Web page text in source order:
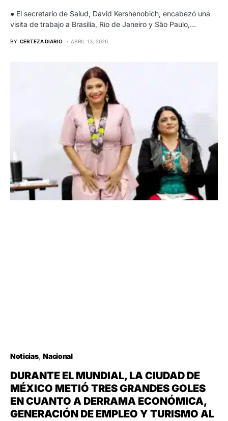
● El secretario de Salud, David Kershenobich, encabezó una
visita de trabajo a Brasilia, Río de Janeiro y São Paulo,…
BY CERTEZA DIARIO ABRIL 13, 2026
Noticias Nacional
DURANTE EL MUNDIAL, LA CIUDAD DE
MÉXICO METIÓ TRES GRANDES GOLES
EN CUANTO A DERRAMA ECONÓMICA,
GENERACIÓN DE EMPLEO Y TURISMO AL